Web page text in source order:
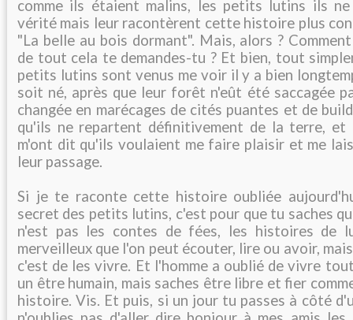
comme ils étaient malins, les petits lutins ils
vérité mais leur racontèrent cette histoire plus
"La belle au bois dormant". Mais, alors ?
de tout cela te demandes-tu ? Et bien, tout
petits lutins sont venus me voir il y a bien
soit né, après que leur forêt n'eût été saccagée
changée en marécages de cités puantes et de
qu'ils ne repartent définitivement de la terre,
m'ont dit qu'ils voulaient me faire plaisir et me
leur passage.
Si je te raconte cette histoire oubliée
secret des petits lutins, c'est pour que tu saches
n'est pas les contes de fées, les histoires de
merveilleux que l'on peut écouter, lire ou avoir,
c'est de les vivre. Et l'homme a oublié de vivre
un être humain, mais saches être libre et fier
histoire. Vis. Et puis, si un jour tu passes à côté